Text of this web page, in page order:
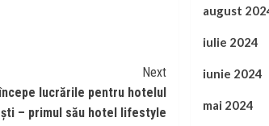
Next
lucrările pentru hotelul
– primul său hotel lifestyle
august
iulie 2024
iunie 2024
mai 2024